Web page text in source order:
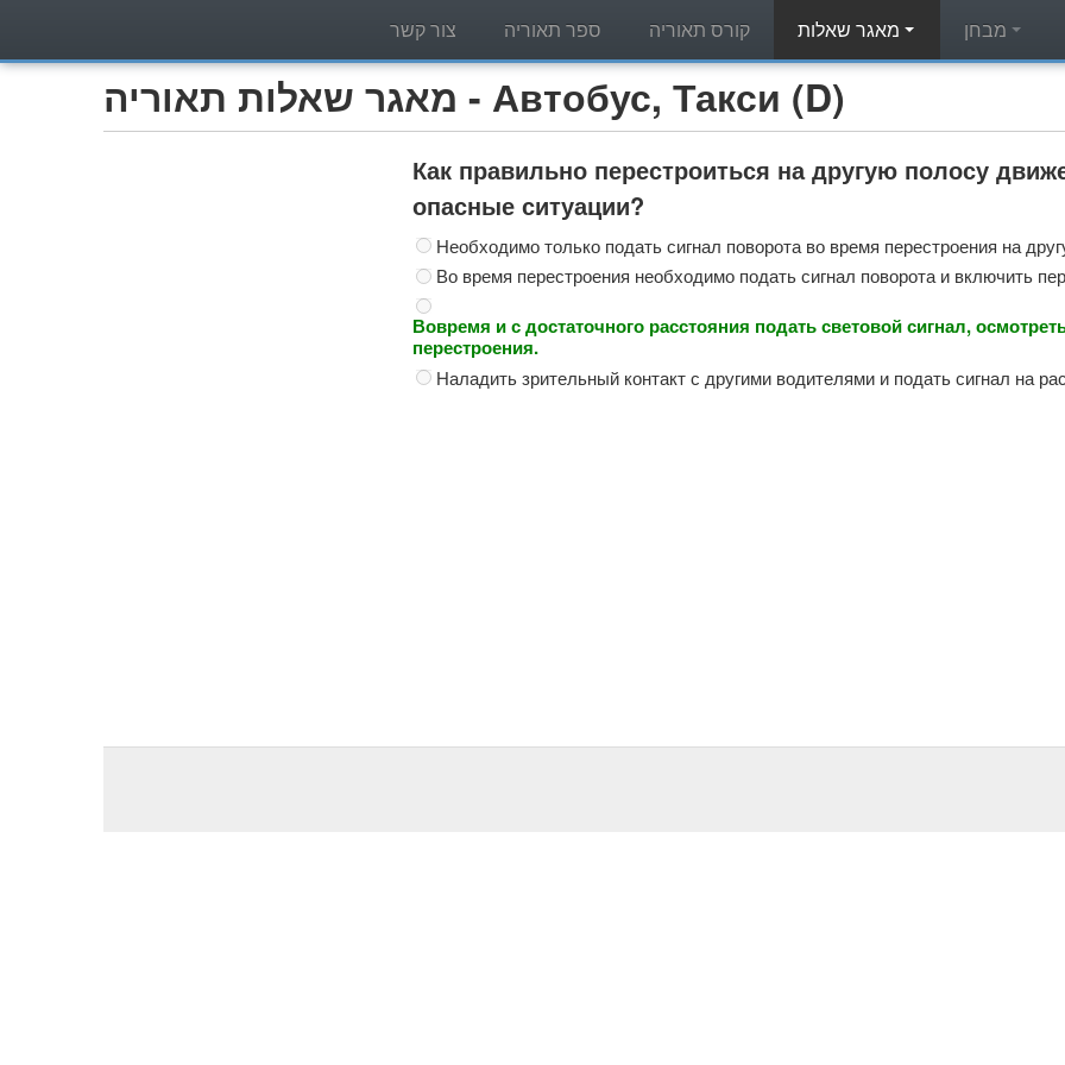
קורס תאוריה ספר תאוריה צור קשר
מאגר שאלות תאוריה - Автобус, Такси (D)
Как правильно перестроиться на другую полосу
опасные ситуации?
Необходимо только подать сигнал поворота во время перестроения на
Во время перестроения необходимо подать сигнал поворота и включить
Вовремя и с достаточного расстояния подать световой сигнал,
перестроения.
Наладить зрительный контакт с другими водителями и подать сигнал на